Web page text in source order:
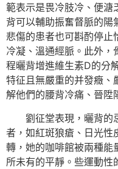
範表示是畏冷肢冷、便溏
背可以輔助振奮督脈的陽
悲傷的患者也可斟酌停止
冷凝、溫通經脈。此外，
程曬背增進維生素D的分
特征且無嚴重的并發癥、
解他們的腰背冷痛、晉陞
劉征堂表現，曬背的
者，如紅斑狼瘡、日光性
轉，她的咖啡館被兩種能
所未有的平靜。些運動性